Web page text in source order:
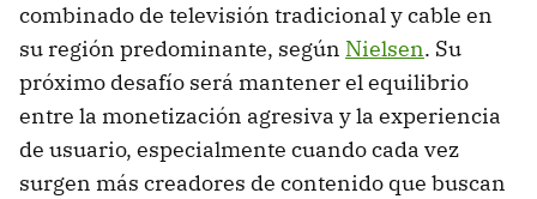
combinado de televisión tradicional y cable en
su región predominante, según Nielsen. Su
próximo desafío será mantener el equilibrio
entre la monetización agresiva y la experiencia
de usuario, especialmente cuando cada vez
surgen más creadores de contenido que buscan